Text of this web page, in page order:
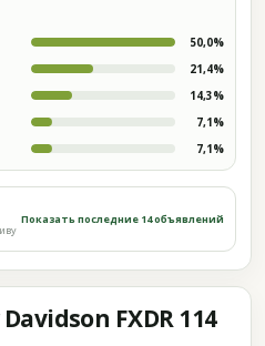
50,0%
21,4%
14,3%
7,1%
7,1%
Показать последние 14 объявлений
FXDR 114